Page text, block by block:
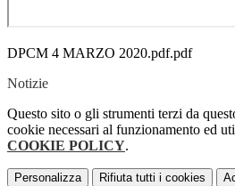
DPCM 4 MARZO 2020.pdf.pdf
Notizie
Questo sito o gli strumenti terzi da
cookie necessari al funzionamento ed
COOKIE POLICY.
Personalizza Rifiuta tutti i cookies